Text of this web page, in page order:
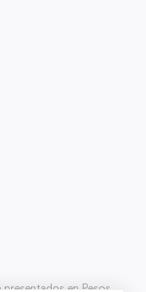
en Pesos